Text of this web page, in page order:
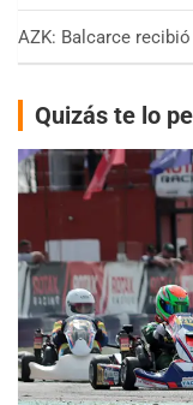
AZK: Balcarce
Quizás te lo